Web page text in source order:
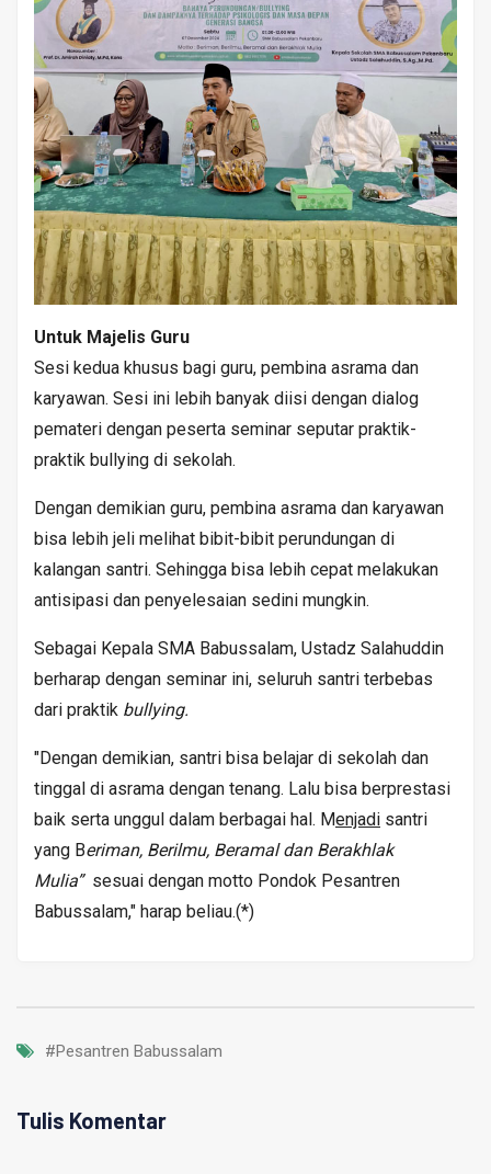
Untuk Majelis Guru
Sesi kedua khusus bagi guru, pembina asrama dan
karyawan. Sesi ini lebih banyak diisi dengan dialog
pemateri dengan peserta seminar seputar praktik-
praktik bullying di sekolah.
Dengan demikian guru, pembina asrama dan karyawan
bisa lebih jeli melihat bibit-bibit perundungan di
kalangan santri. Sehingga bisa lebih cepat melakukan
antisipasi dan penyelesaian sedini mungkin.
Sebagai Kepala SMA Babussalam, Ustadz Salahuddin
berharap dengan seminar ini, seluruh santri terbebas
dari praktik bullying.
"Dengan demikian, santri bisa belajar di sekolah dan
tinggal di asrama dengan tenang. Lalu bisa berprestasi
baik serta unggul dalam berbagai hal. Menjadi santri
yang Beriman, Berilmu, Beramal dan Berakhlak
Mulia”sesuai dengan motto Pondok Pesantren
Babussalam," harap beliau.(*)
#Pesantren Babussalam
Tulis Komentar